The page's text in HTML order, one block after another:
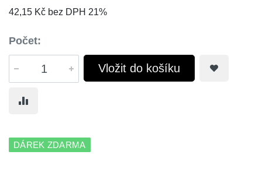
42,15 Kč bez DPH 21%
Počet:
Vložit do košíku
DÁREK ZDARMA